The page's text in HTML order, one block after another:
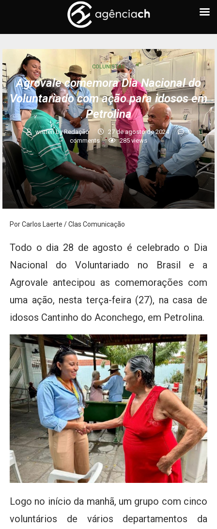
COLUNISTAS
Agrovale comemora Dia Nacional do
Voluntariado com ação para idosos em
Petrolina
written byRedação 27 de agosto de 2024
0
comments
285 views
Por Carlos Laerte / Clas Comunicação
Todo o dia 28 de agosto é celebrado o Dia
Nacional do Voluntariado no Brasil e a
Agrovale antecipou as comemorações com
uma ação, nesta terça-feira (27), na casa de
idosos Cantinho do Aconchego, em Petrolina.
Logo no início da manhã, um grupo com cinco
voluntários de vários departamentos da